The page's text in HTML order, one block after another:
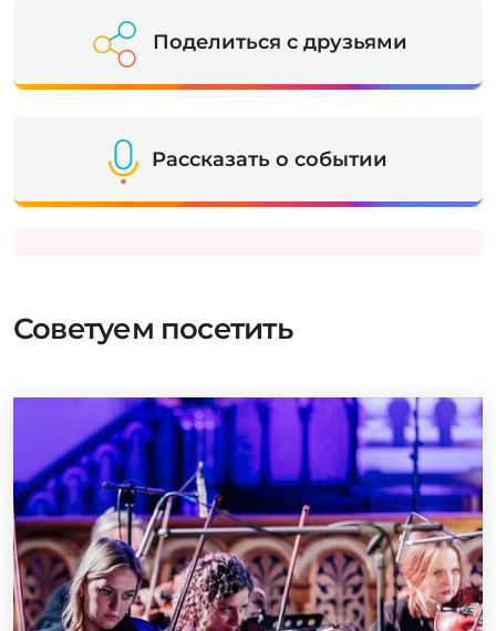
Поделиться с друзьями
Рассказать о событии
Советуем посетить